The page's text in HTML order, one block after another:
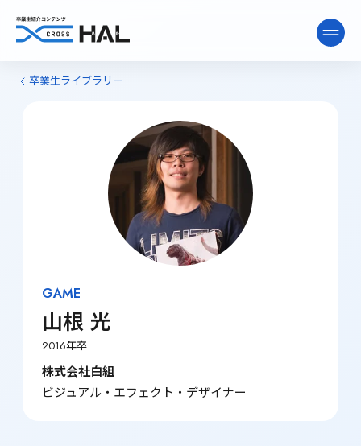
卒業生ライブラリー
卒業生ライブラリー
GAME
山根 光
2016年卒
株式会社白組
ビジュアル・エフェクト・デザイナー